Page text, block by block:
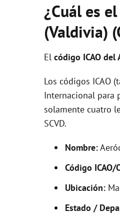
¿Cuál es
(Valdivia)
El código ICAO del
Los códigos ICAO
Internacional para
solamente cuatro
SCVD.
Nombre:
Código ICAO/
Ubicación:
Estado /